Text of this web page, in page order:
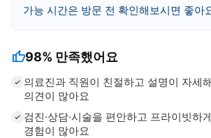
가능 시간은 방문 전 확인해보시면 좋아
thumb_up98% 만족했어요
의료진과 직원이 친절하고 설명이 자세
의견이 많아요
검진·상담·시술을 편안하고 프라이빗하
경험이 많아요